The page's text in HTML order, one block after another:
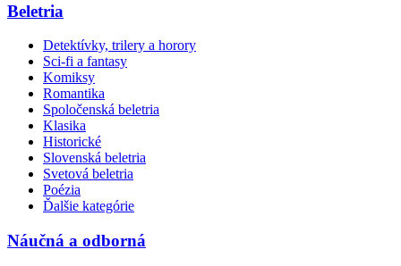
Beletria
Detektívky, trilery a horory
Sci-fi a fantasy
Komiksy
Romantika
Spoločenská beletria
Klasika
Historické
Slovenská beletria
Svetová beletria
Poézia
Ďalšie kategórie
Náučná a odborná